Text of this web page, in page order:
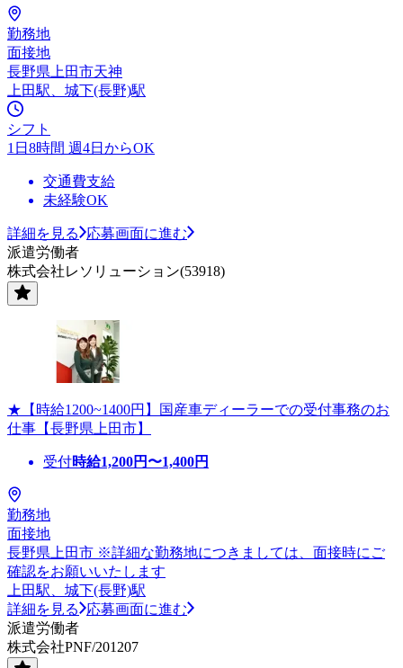
勤務地
面接地
長野県上田市天神
上田駅、城下(長野)駅
シフト
1日8時間 週4日からOK
交通費支給
未経験OK
詳細を見る
応募画面に進む
派遣労働者
株式会社レソリューション(53918)
★【時給1200~1400円】国産車ディーラーでの受付事務のお
仕事【長野県上田市】
受付時給1,200円〜1,400円
勤務地
面接地
長野県上田市 ※詳細な勤務地につきましては、面接時にご
確認をお願いいたします
上田駅、城下(長野)駅
詳細を見る
応募画面に進む
派遣労働者
株式会社PNF/201207